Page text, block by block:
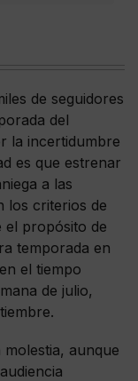
de seguidores
del
la incertidumbre
es que estrenar
a las
los criterios de
el propósito de
temporada en
el tiempo
de julio,
aunque